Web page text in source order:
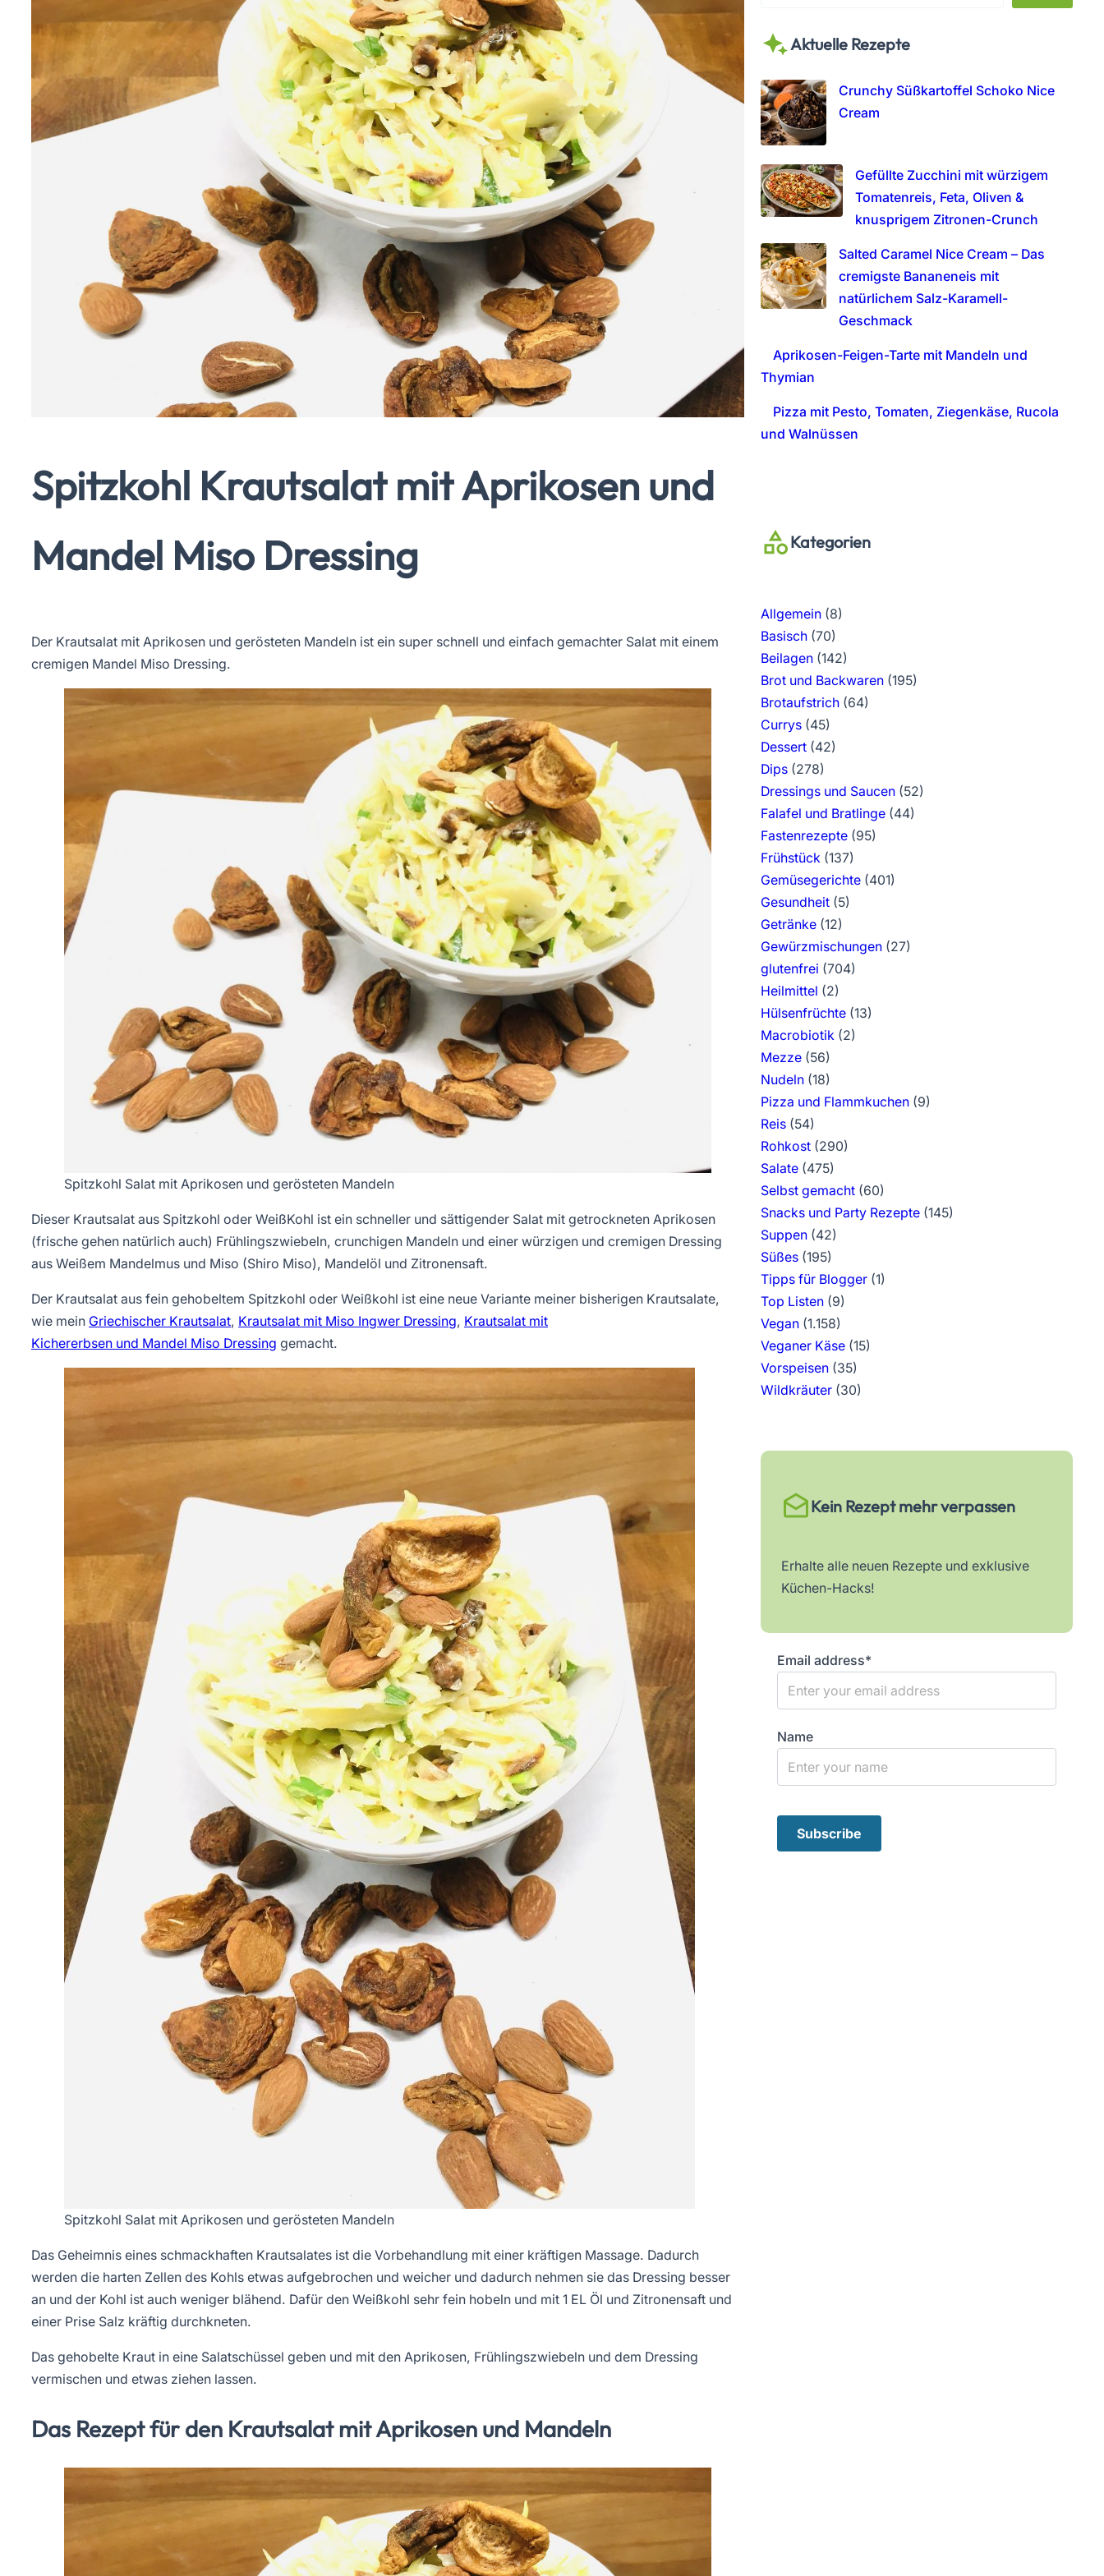
Spitzkohl Krautsalat mit Aprikosen und
Mandel Miso Dressing
Der Krautsalat mit Aprikosen und gerösteten Mandeln ist ein super schnell und einfach gemachter Salat mit einem
cremigen Mandel Miso Dressing.
Spitzkohl Salat mit Aprikosen und gerösteten Mandeln
Dieser Krautsalat aus Spitzkohl oder WeißKohl ist ein schneller und sättigender Salat mit getrockneten Aprikosen
(frische gehen natürlich auch) Frühlingszwiebeln, crunchigen Mandeln und einer würzigen und cremigen Dressing
aus Weißem Mandelmus und Miso (Shiro Miso), Mandelöl und Zitronensaft.
Der Krautsalat aus fein gehobeltem Spitzkohl oder Weißkohl ist eine neue Variante meiner bisherigen Krautsalate,
wie mein Griechischer Krautsalat, Krautsalat mit Miso Ingwer Dressing, Krautsalat mit
Kichererbsen und Mandel Miso Dressing gemacht.
Spitzkohl Salat mit Aprikosen und gerösteten Mandeln
Das Geheimnis eines schmackhaften Krautsalates ist die Vorbehandlung mit einer kräftigen Massage. Dadurch
werden die harten Zellen des Kohls etwas aufgebrochen und weicher und dadurch nehmen sie das Dressing besser
an und der Kohl ist auch weniger blähend. Dafür den Weißkohl sehr fein hobeln und mit 1 EL Öl und Zitronensaft und
einer Prise Salz kräftig durchkneten.
Das gehobelte Kraut in eine Salatschüssel geben und mit den Aprikosen, Frühlingszwiebeln und dem Dressing
vermischen und etwas ziehen lassen.
Das Rezept für den Krautsalat mit Aprikosen und Mandeln
r
h
Aktuelle Rezepte
Crunchy Süßkartoffel Schoko Nice
Cream
Gefüllte Zucchini mit würzigem
Tomatenreis, Feta, Oliven &
knusprigem Zitronen-Crunch
Salted Caramel Nice Cream – Das
cremigste Bananeneis mit
natürlichem Salz-Karamell-
Geschmack
Aprikosen-Feigen-Tarte mit Mandeln und
Thymian
Pizza mit Pesto, Tomaten, Ziegenkäse, Rucola
und Walnüssen
Kategorien
Allgemein(8)
Basisch(70)
Beilagen(142)
Brot und Backwaren(195)
Brotaufstrich(64)
Currys(45)
Dessert(42)
Dips(278)
Dressings und Saucen(52)
Falafel und Bratlinge(44)
Fastenrezepte(95)
Frühstück (137)
Gemüsegerichte(401)
Gesundheit(5)
Getränke(12)
Gewürzmischungen(27)
glutenfrei (704)
Heilmittel (2)
Hülsenfrüchte(13)
Macrobiotik (2)
Mezze(56)
Nudeln(18)
Pizza und Flammkuchen(9)
Reis(54)
Rohkost(290)
Salate(475)
Selbst gemacht(60)
Snacks und Party Rezepte(145)
Suppen(42)
Süßes(195)
Tipps für Blogger(1)
Top Listen(9)
Vegan(1.158)
Veganer Käse(15)
Vorspeisen(35)
Wildkräuter(30)
Kein Rezept mehr verpassen
Erhalte alle neuen Rezepte und exklusive
Küchen-Hacks!
Email address*
Name